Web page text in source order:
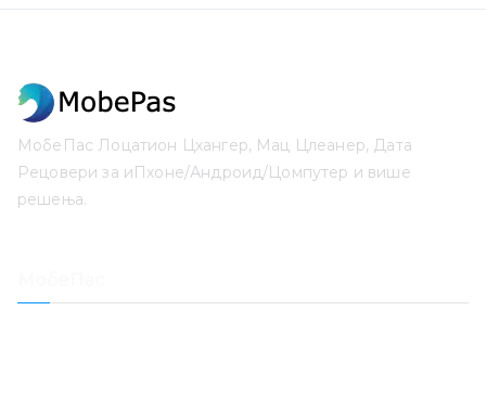
МобеПас Лоцатион Цхангер, Мац Цлеанер, Дата
Рецовери за иПхоне/Андроид/Цомпутер и више
решења.